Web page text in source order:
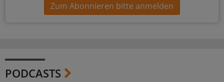
Zum Abonnieren bitte anmelden
PODCASTS